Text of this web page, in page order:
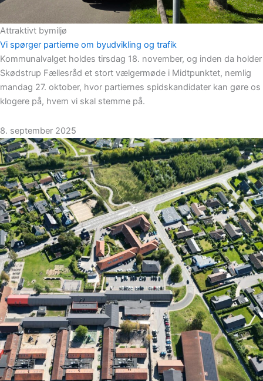
Attraktivt bymiljø
Vi spørger partierne om byudvikling og trafik
Kommunalvalget holdes tirsdag 18. november, og inden da holder
Skødstrup Fællesråd et stort vælgermøde i Midtpunktet, nemlig
mandag 27. oktober, hvor partiernes spidskandidater kan gøre os
klogere på, hvem vi skal stemme på.
8. september 2025